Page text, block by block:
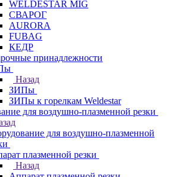
WELDESTAR MIG
СВАРОГ
AURORA
FUBAG
КЕДР
принадлежности
Назад
ЗИПы
ЗИПы к горелкам Weldestar
для воздушно-плазменной резки
для воздушно-плазменной
плазменной резки
Назад